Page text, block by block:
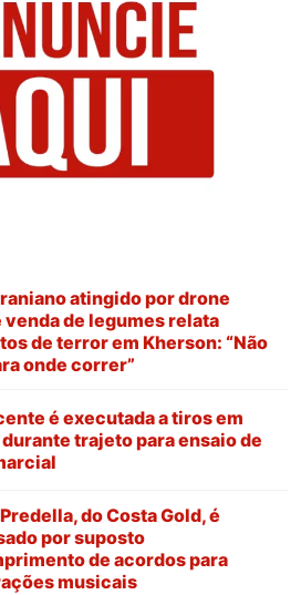
atingido por drone
venda de legumes relata
de terror em Kherson: “Não
onde correr”
é executada a tiros em
trajeto para ensaio de
do Costa Gold, é
por suposto
de acordos para
musicais